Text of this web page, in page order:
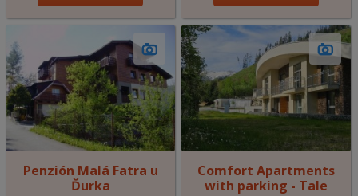
Penzión Malá Fatra u
Ďurka
Comfort Apartments
with parking - Tale